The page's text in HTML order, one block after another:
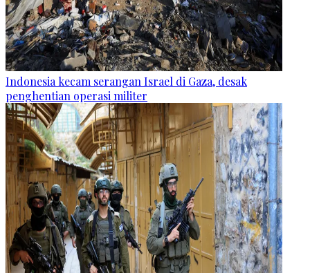
Indonesia kecam serangan Israel di Gaza, desak
penghentian operasi militer